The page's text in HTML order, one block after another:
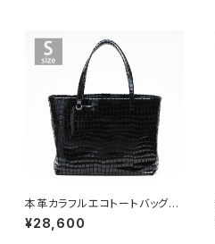
本革カラフルエコトートバッグ
【ピッグスキン】ブラック Sサイズ
¥28,600